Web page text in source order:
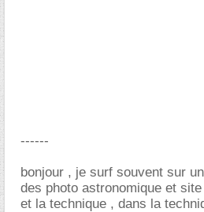
------
bonjour , je surf souvent sur
des photo astronomique et
et la technique , dans la